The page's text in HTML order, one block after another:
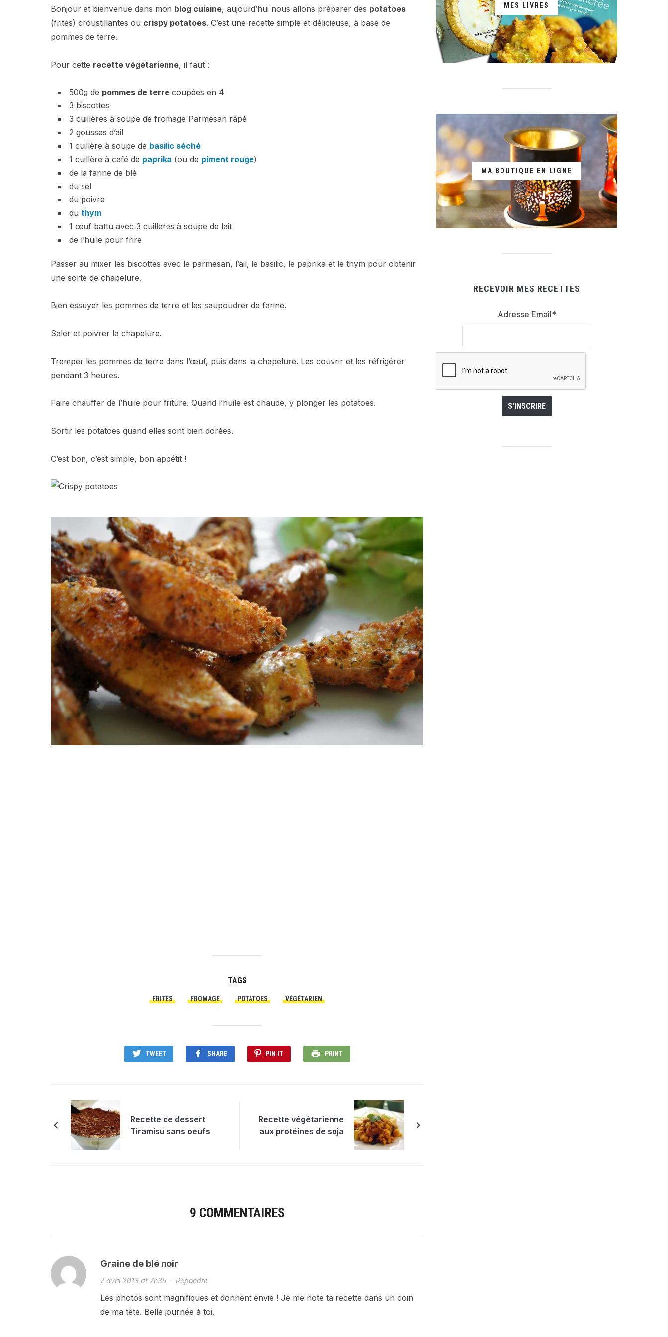
Bonjour et bienvenue dans mon blog cuisine, aujourd’hui nous allons préparer des potatoes
(frites) croustillantes ou crispy potatoes. C’est une recette simple et délicieuse, à base de
pommes de terre.
Pour cette recette végétarienne, il faut :
500g de pommes de terre coupées en 4
3 biscottes
3 cuillères à soupe de fromage Parmesan râpé
2 gousses d’ail
1 cuillère à soupe de basilic séché
1 cuillère à café de paprika (ou de piment rouge)
de la farine de blé
du sel
du poivre
du thym
1 œuf battu avec 3 cuillères à soupe de lait
de l’huile pour frire
Passer au mixer les biscottes avec le parmesan, l’ail, le basilic, le paprika et le thym pour obtenir
une sorte de chapelure.
Bien essuyer les pommes de terre et les saupoudrer de farine.
Saler et poivrer la chapelure.
Tremper les pommes de terre dans l’œuf, puis dans la chapelure. Les couvrir et les réfrigérer
pendant 3 heures.
Faire chauffer de l’huile pour friture. Quand l’huile est chaude, y plonger les potatoes.
Sortir les potatoes quand elles sont bien dorées.
C’est bon, c’est simple, bon appétit !
TAGS
FRITES FROMAGE POTATOES VÉGÉTARIEN
TWEET SHARE PIN IT PRINT
Recette de dessert
Tiramisu sans oeufs
Recette végétarienne
aux protéines de soja
9 COMMENTAIRES
Graine de blé noir
7 avril 2013 at 7h35 · Répondre
Les photos sont magnifiques et donnent envie ! Je me note ta recette dans un coin
de ma tête. Belle journée à toi.
MES LIVRES
MA BOUTIQUE EN LIGNE
RECEVOIR MES RECETTES
Adresse Email*